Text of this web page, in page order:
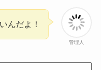
管理人
んだよ！